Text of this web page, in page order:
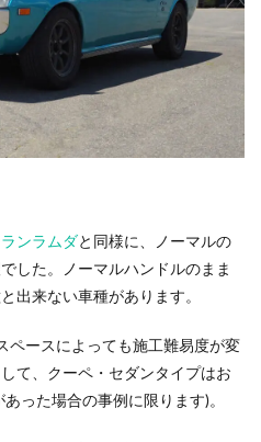
ンラムダ と同様に、ノーマルの
した。ノーマルハンドルのまま
出来ない車種があります。
ペースによっても施工難易度が変
て、クーペ・セダンタイプはお
った場合の事例に限ります)。